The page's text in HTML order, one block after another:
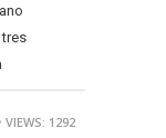
VIEWS: 1292